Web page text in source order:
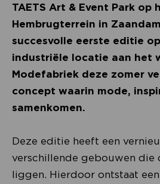
TAETS Art & Event Park op
Hembrugterrein in
succesvolle eerste editie
industriële locatie aan het
Modefabriek deze zomer
concept waarin mode,
samenkomen.
Deze editie heeft een
verschillende gebouwen die
liggen. Hierdoor ontstaat